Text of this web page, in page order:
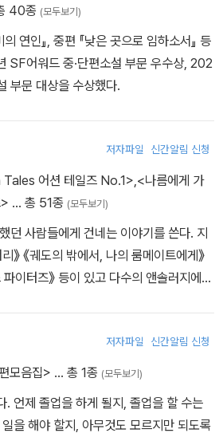
황제』 『조반니의 방』 등이 있다.
40종 (모두보기)
의 연인』, 중편 『낮은 곳으로 임하소서』 등
어워드 중·단편소설 부문 우수상, 202
부문 대상을 수상했다.
저자파일 신간알림 신청
어션 테일즈 No.1>,<나름에게 가
… 총 51종 (모두보기)
던 사람들에게 건네는 이야기를 쓴다. 지
》 《궤도의 밖에서, 나의 룸메이트에게》
파이터즈》 등이 있고 다수의 앤솔러지에
저자파일 신간알림 신청
모음집> … 총 1종 (모두보기)
. 언제 졸업을 하게 될지, 졸업을 할 수는
을 해야 할지, 아무것도 모르지만 되도록